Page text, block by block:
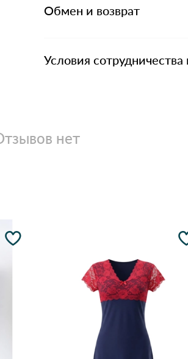
Обмен и возврат
Условия
нет